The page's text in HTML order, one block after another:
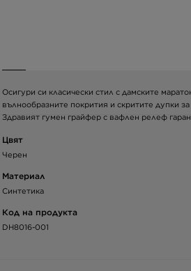
Осигури си класически стил с дамските
вълнообразните покрития и скритите дупки
Здравият гумен грайфер с вафлен релеф
Цвят
Черен
Материал
Синтетика
Код на продукта
DH8016-001